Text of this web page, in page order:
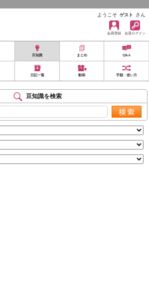
ようこそ ゲスト さん
会員登録 会員ログイン
豆知識 まとめ Q&A
日記一覧 動画 手順・使い方
豆知識を検索